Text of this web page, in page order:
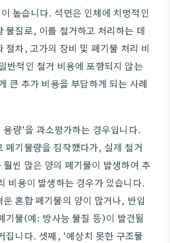
높습니다. 석면은 인체에 치명적인
물질로, 이를 철거하고 처리하는 데
절차, 고가의 장비 및 폐기물 처리 비
반적인 철거 비용에 포함되지 않는
큰 추가 비용을 부담하게 되는 사례
량’을 과소평가하는 경우입니다.
폐기물량을 짐작했다가, 실제 철거
씬 많은 양의 폐기물이 발생하여 추
비용이 발생하는 경우가 있습니다.
혼합 폐기물의 양이 많거나, 반입
기물(예: 방사능 물질 등)이 발견될
집니다. 셋째, ‘예상치 못한 구조물